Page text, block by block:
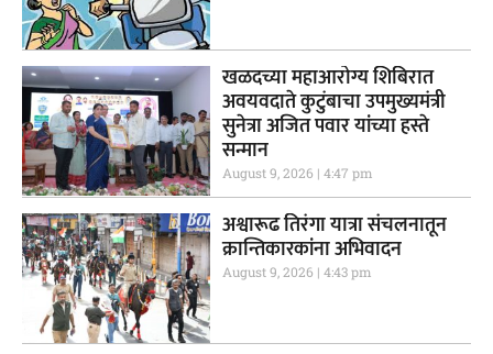
खळदच्या महाआरोग्य शिबिरात
अवयवदाते कुटुंबाचा उपमुख्यमंत्री
सुनेत्रा अजित पवार यांच्या हस्ते
सन्मान
August 9, 2026 4:47 pm
अश्वारूढ तिरंगा यात्रा संचलनातून
क्रान्तिकारकांना अभिवादन
August 9, 2026 4:43 pm